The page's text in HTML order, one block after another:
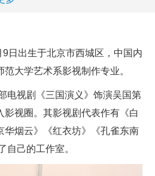
日出生于北京市西城区，中国内
大学艺术系影视制作专业。
电视剧《三国演义》饰演吴国第
影视圈。其影视剧代表作有《白
华烟云》《红衣坊》《孔雀东南
自己的工作室。